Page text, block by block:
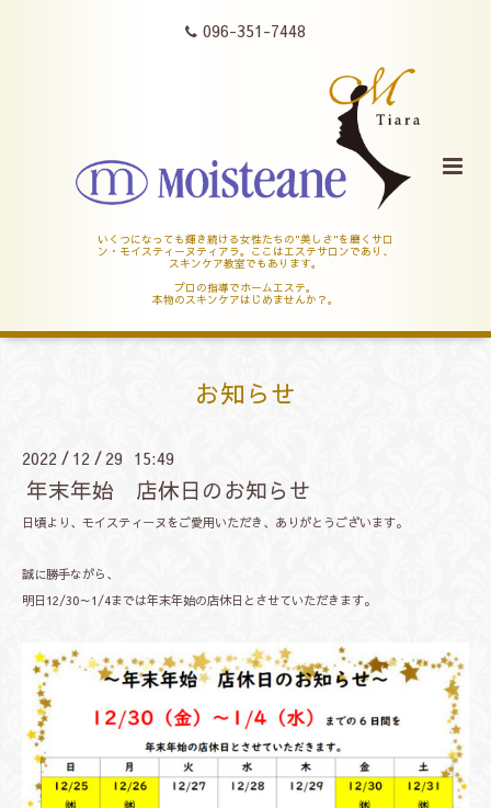
096-351-7448
いくつになっても輝き続ける女性たちの"美しさ"を磨くサロ
ン・モイスティーヌティアラ。ここはエステサロンであり、
スキンケア教室でもあります。
プロの指導でホームエステ。
本物のスキンケアはじめませんか？。
お知らせ
2022 / 12 / 29 15:49
年末年始 店休日のお知らせ
日頃より、モイスティーヌをご愛用いただき、ありがとうございます。
誠に勝手ながら、
明日12/30～1/4までは年末年始の店休日とさせていただきます。